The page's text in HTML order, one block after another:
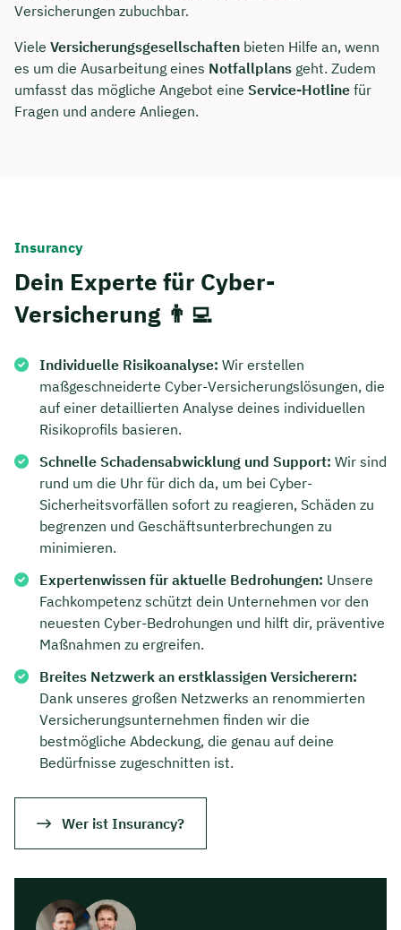
Versicherungen zubuchbar.
Viele Versicherungsgesellschaften bieten Hilfe an, wenn
es um die Ausarbeitung eines Notfallplans geht. Zudem
umfasst das mögliche Angebot eine Service-Hotline für
Fragen und andere Anliegen.
Insurancy
Dein Experte für Cyber-
Versicherung 👨‍💻
Individuelle Risikoanalyse: Wir erstellen
maßgeschneiderte Cyber-Versicherungslösungen, die
auf einer detaillierten Analyse deines individuellen
Risikoprofils basieren.
Schnelle Schadensabwicklung und Support: Wir sind
rund um die Uhr für dich da, um bei Cyber-
Sicherheitsvorfällen sofort zu reagieren, Schäden zu
begrenzen und Geschäftsunterbrechungen zu
minimieren.
Expertenwissen für aktuelle Bedrohungen: Unsere
Fachkompetenz schützt dein Unternehmen vor den
neuesten Cyber-Bedrohungen und hilft dir, präventive
Maßnahmen zu ergreifen.
Breites Netzwerk an erstklassigen Versicherern:
Dank unseres großen Netzwerks an renommierten
Versicherungsunternehmen finden wir die
bestmögliche Abdeckung, die genau auf deine
Bedürfnisse zugeschnitten ist.
Wer ist Insurancy?